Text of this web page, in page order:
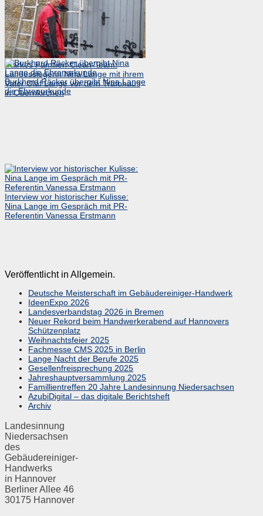
Starkes Familien-Clean-Team:
Landessiegerin Nina Lange mit ihrem
Vater Olaf Lange vor dem Trafohaus
in Obernkirchen
Burkhard Räcker übergibt Nina Lange
die Ehrenurkunde
Interview vor historischer Kulisse:
Nina Lange im Gespräch mit PR-
Referentin Vanessa Erstmann
Veröffentlicht in Allgemein.
Deutsche Meisterschaft im Gebäudereiniger-Handwerk
IdeenExpo 2026
Landesverbandstag 2026 in Bremen
Neuer Rekord beim Handwerkerabend auf Hannovers
Schützenplatz
Weihnachtsfeier 2025
Fachmesse CMS 2025 in Berlin
Lange Nacht der Berufe 2025
Gesellenfreisprechung 2025
Jahreshauptversammlung 2025
Famillientreffen 20 Jahre Landesinnung Niedersachsen
AzubiDigital – das digitale Berichtsheft
Archiv
Landesinnung
Niedersachsen
des
Gebäudereiniger-
Handwerks
in Hannover
Berliner Allee 46
30175 Hannover